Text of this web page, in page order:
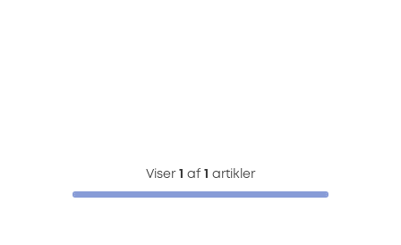
Viser 1 af 1 artikler